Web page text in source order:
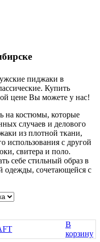
пиджаки в
Купить
цене Вы можете у нас!
на костюмы, которые
случаев и делового
из плотной ткани,
использования с другой
свитера и поло.
себе стильный образ в
одежды, сочетающейся с
В
корзину